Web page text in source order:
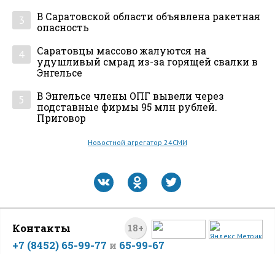
3
В Саратовской области объявлена ракетная
опасность
4
Саратовцы массово жалуются на
удушливый смрад из-за горящей свалки в
Энгельсе
5
В Энгельсе члены ОПГ вывели через
подставные фирмы 95 млн рублей.
Приговор
Новостной агрегатор 24СМИ
18+
Контакты
+7 (8452) 65-99-77 и 65-99-67